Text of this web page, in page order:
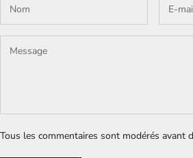
Tous les commentaires sont modérés avant